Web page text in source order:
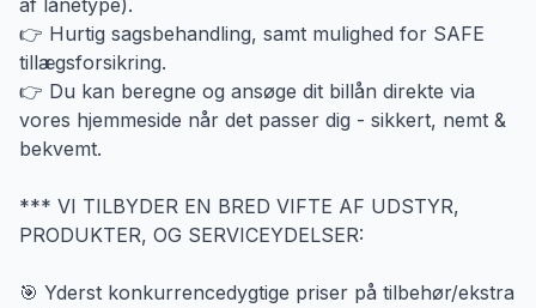
af lånetype).
👉 Hurtig sagsbehandling, samt mulighed for SAFE
tillægsforsikring.
👉 Du kan beregne og ansøge dit billån direkte via
vores hjemmeside når det passer dig - sikkert, nemt &
bekvemt.
*** VI TILBYDER EN BRED VIFTE AF UDSTYR,
PRODUKTER, OG SERVICEYDELSER:
🎯 Yderst konkurrencedygtige priser på tilbehør/ekstra